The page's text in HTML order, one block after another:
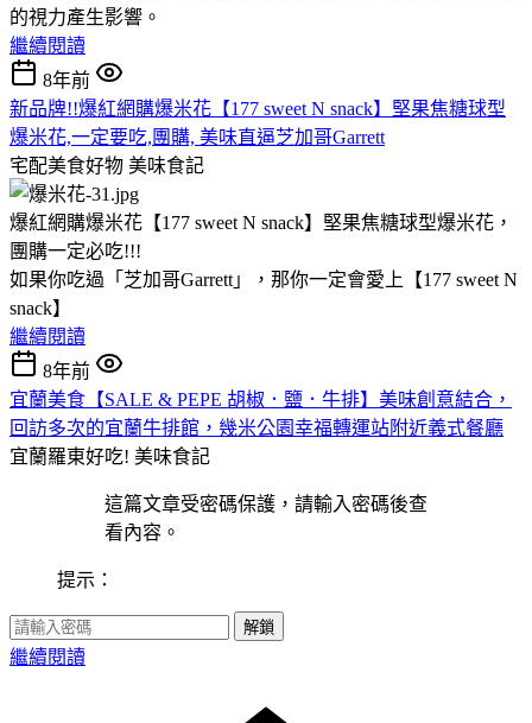
的視力產生影響。
繼續閱讀
8年前
新品牌!!爆紅網購爆米花【177 sweet N snack】堅果焦糖球型
爆米花,一定要吃,團購, 美味直逼芝加哥Garrett
宅配美食好物 美味食記
爆紅網購爆米花【177 sweet N snack】堅果焦糖球型爆米花，
團購一定必吃!!!
如果你吃過「芝加哥Garrett」，那你一定會愛上【177 sweet N
snack】
繼續閱讀
8年前
宜蘭美食【SALE & PEPE 胡椒．鹽．牛排】美味創意結合，
回訪多次的宜蘭牛排館，幾米公園幸福轉運站附近義式餐廳
宜蘭羅東好吃! 美味食記
這篇文章受密碼保護，請輸入密碼後查
看內容。
提示：
解鎖
繼續閱讀